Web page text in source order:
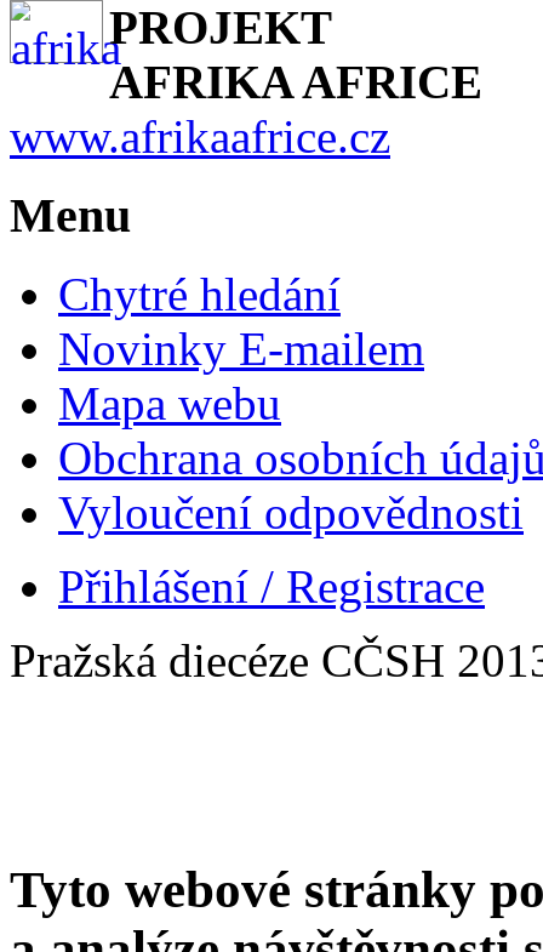
PROJEKT
AFRIKA AFRICE
www.afrikaafrice.cz
Menu
Chytré hledání
Novinky E-mailem
Mapa webu
Obchrana osobních
Vyloučení odpovědnosti
Přihlášení / Registrace
Pražská diecéze CČSH
Tyto webové stránky